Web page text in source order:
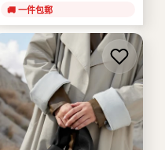
🚚 一件包郵